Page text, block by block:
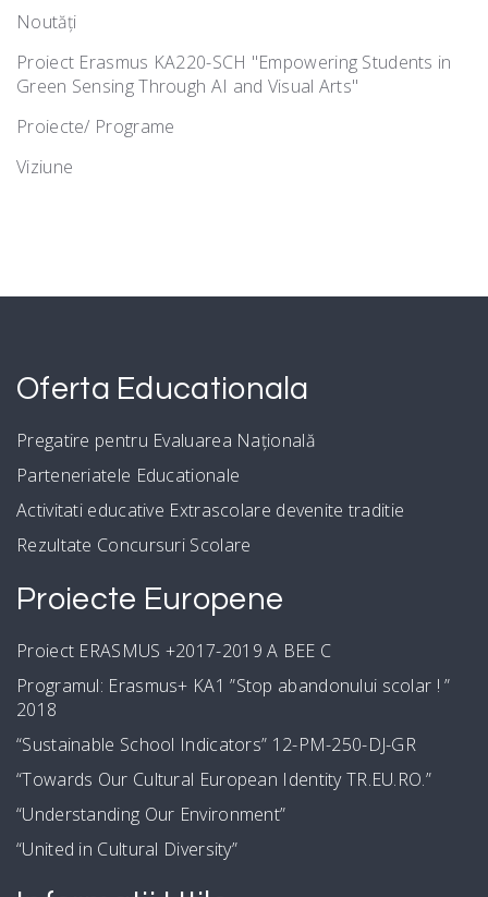
Noutăţi
Proiect Erasmus KA220-SCH "Empowering Students in
Green Sensing Through AI and Visual Arts"
Proiecte/ Programe
Viziune
Oferta Educationala
Pregatire pentru Evaluarea Națională
Parteneriatele Educationale
Activitati educative Extrascolare devenite traditie
Rezultate Concursuri Scolare
Proiecte Europene
Proiect ERASMUS +2017-2019 A BEE C
Programul: Erasmus+ KA1 ”Stop abandonului scolar ! ”
2018
“Sustainable School Indicators” 12-PM-250-DJ-GR
“Towards Our Cultural European Identity TR.EU.RO.”
“Understanding Our Environment”
“United in Cultural Diversity”